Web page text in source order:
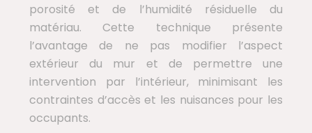
porosité et de l’humidité résiduelle du
matériau. Cette technique présente
l’avantage de ne pas modifier l’aspect
extérieur du mur et de permettre une
intervention par l’intérieur, minimisant les
contraintes d’accès et les nuisances pour les
occupants.